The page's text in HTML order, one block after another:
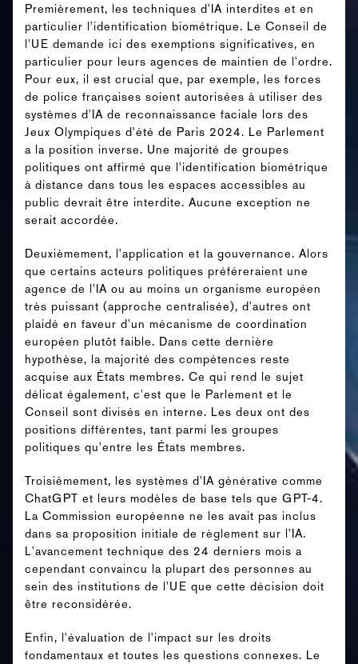
Premièrement, les techniques d'IA interdites et en
particulier l'identification biométrique. Le Conseil de
l'UE demande ici des exemptions significatives, en
particulier pour leurs agences de maintien de l'ordre.
Pour eux, il est crucial que, par exemple, les forces
de police françaises soient autorisées à utiliser des
systèmes d'IA de reconnaissance faciale lors des
Jeux Olympiques d'été de Paris 2024. Le Parlement
a la position inverse. Une majorité de groupes
politiques ont affirmé que l'identification biométrique
à distance dans tous les espaces accessibles au
public devrait être interdite. Aucune exception ne
serait accordée.
Deuxièmement, l'application et la gouvernance. Alors
que certains acteurs politiques préféreraient une
agence de l'IA ou au moins un organisme européen
très puissant (approche centralisée), d'autres ont
plaidé en faveur d'un mécanisme de coordination
européen plutôt faible. Dans cette dernière
hypothèse, la majorité des compétences reste
acquise aux États membres. Ce qui rend le sujet
délicat également, c'est que le Parlement et le
Conseil sont divisés en interne. Les deux ont des
positions différentes, tant parmi les groupes
politiques qu'entre les États membres.
Troisièmement, les systèmes d'IA générative comme
ChatGPT et leurs modèles de base tels que GPT-4.
La Commission européenne ne les avait pas inclus
dans sa proposition initiale de règlement sur l'IA.
L'avancement technique des 24 derniers mois a
cependant convaincu la plupart des personnes au
sein des institutions de l'UE que cette décision doit
être reconsidérée.
Enfin, l'évaluation de l'impact sur les droits
fondamentaux et toutes les questions connexes. Le